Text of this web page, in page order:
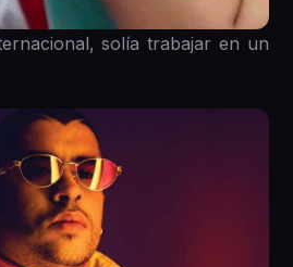
solía trabajar en un